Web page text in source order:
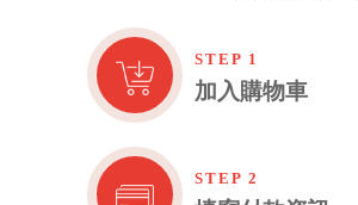
STEP 1
加入購物車
STEP 2